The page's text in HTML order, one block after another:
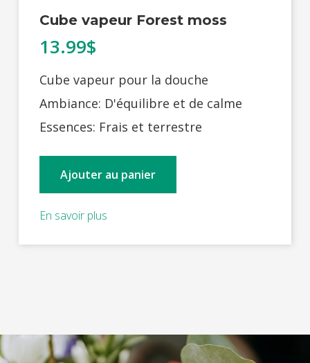
Cube vapeur Forest moss
13.99$
Cube vapeur pour la douche
Ambiance: D'équilibre et de calme
Essences: Frais et terrestre
Ajouter au panier
En savoir plus